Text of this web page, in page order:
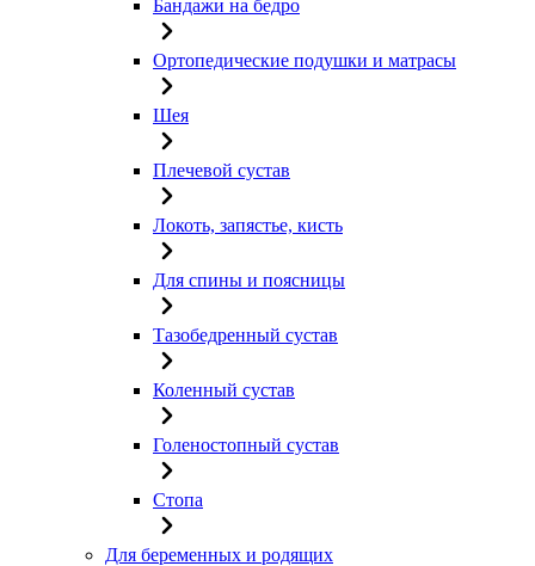
Бандажи на бедро
Ортопедические подушки и матрасы
Шея
Плечевой сустав
Локоть, запястье, кисть
Для спины и поясницы
Тазобедренный сустав
Коленный сустав
Голеностопный сустав
Стопа
Для беременных и родящих